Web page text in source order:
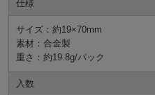
仕様
サイズ：約19×70mm
素材：合金製
重さ：約19.8g/パック
入数